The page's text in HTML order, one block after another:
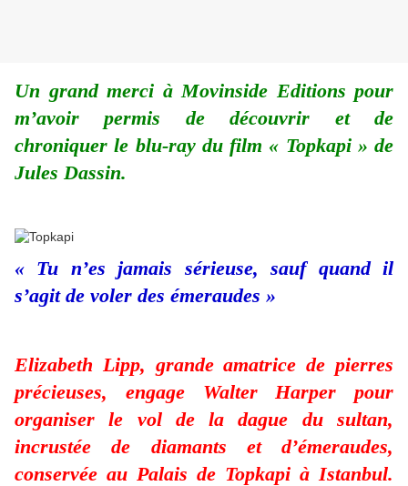
Un grand merci à Movinside Editions pour
m’avoir permis de découvrir et de
chroniquer le blu-ray du film « Topkapi » de
Jules Dassin.
« Tu n’es jamais sérieuse, sauf quand il
s’agit de voler des émeraudes »
Elizabeth Lipp, grande amatrice de pierres
précieuses, engage Walter Harper pour
organiser le vol de la dague du sultan,
incrustée de diamants et d’émeraudes,
conservée au Palais de Topkapi à Istanbul.